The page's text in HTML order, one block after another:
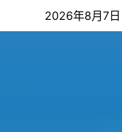
2026年8月7